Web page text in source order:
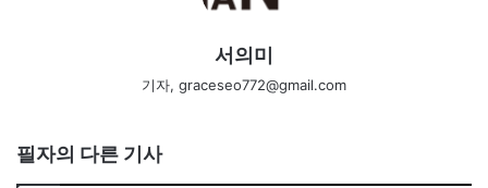
서의미
기자, graceseo772@gmail.com
필자의 다른 기사